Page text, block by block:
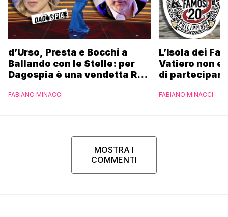
d’Urso, Presta e Bocchi a
Ballando con le Stelle: per
Dagospia è una vendetta Rai
FABIANO MINACCI
L’Isola dei
Vatiero non
di
FABIANO MINACCI
MOSTRA I
COMMENTI